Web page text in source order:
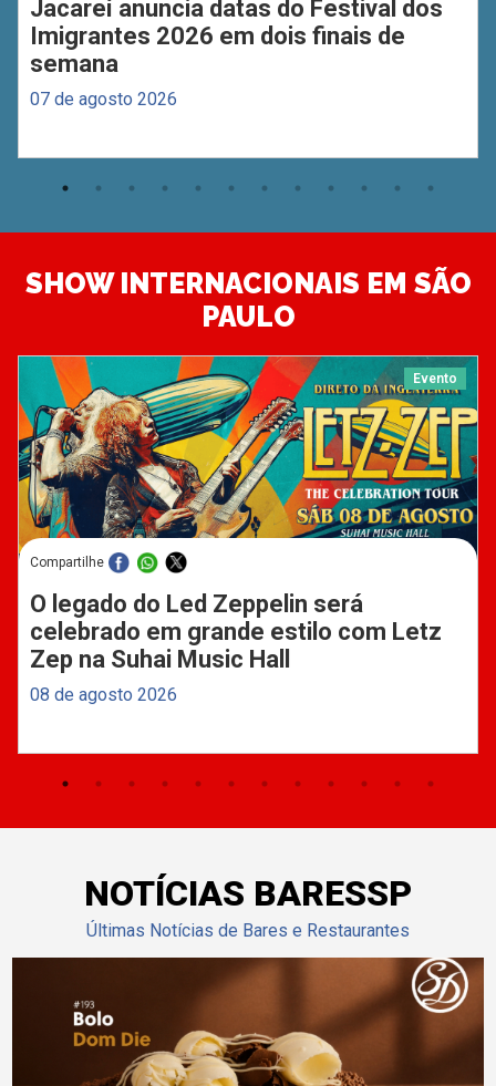
Jacareí anuncia datas do Festival dos
Imigrantes 2026 em dois finais de
semana
07 de agosto 2026
SHOW INTERNACIONAIS EM SÃO
PAULO
Evento
Compartilhe
O legado do Led Zeppelin será
celebrado em grande estilo com Letz
Zep na Suhai Music Hall
08 de agosto 2026
NOTÍCIAS BARESSP
Últimas Notícias de Bares e Restaurantes